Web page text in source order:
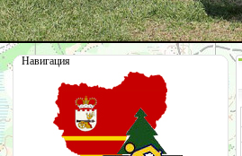
Навигация